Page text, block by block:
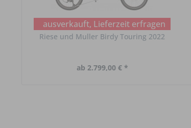
ausverkauft, Lieferzeit erfragen
Riese und Muller Birdy Touring 2022
ab 2.799,00 € *